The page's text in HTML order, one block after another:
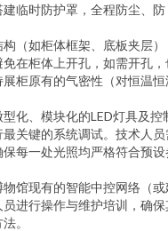
临时防护罩，全程防尘、防
（如柜体框架、底板夹层）
在柜体上开孔，如需开孔，
柜原有的气密性（对恒温恒
化、模块化的LED灯具及控
关键的系统调试。技术人员
每一处光照均严格符合预设
馆现有的智能中控网络（或
进行操作与维护培训，确保
。